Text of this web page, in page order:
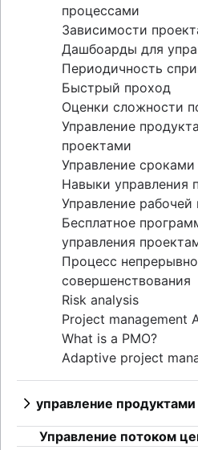
процессами
Зависимости
Дашбоарды для
Периодичность
Быстрый проход
Оценки сложности
Управление
проектами
Управление сроками
Навыки управления
Управление рабочей
Бесплатное
управления
Процесс
совершенствования
Risk analysis
Project management
What is a PMO?
Adaptive project
управление продуктами
Что такое
Дорожные карты
Управление потоком